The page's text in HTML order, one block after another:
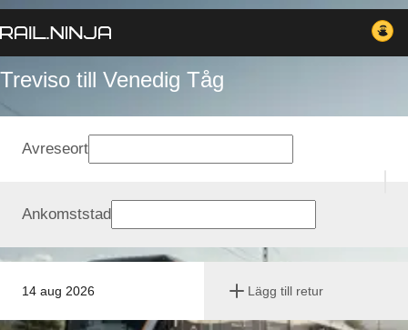
Treviso till Venedig Tåg
14 aug 2026 Lägg till retur
Avreseort
Ankomststad